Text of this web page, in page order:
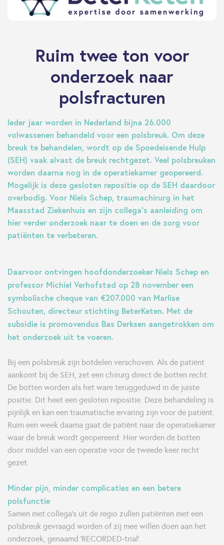
Ruim twee ton voor
onderzoek naar
polsfracturen
Ieder jaar worden in Nederland bijna 26.000
volwassenen behandeld voor een polsbreuk. Om deze
breuk te behandelen, wordt op de Spoedeisende Hulp
(SEH) vaak alvast de breuk rechtgezet. Veel polsbreuken
worden daarna nog in de operatiekamer geopereerd.
Mogelijk is deze gesloten repositie op de SEH daardoor
overbodig. Voor Niels Schep, traumachirurg in het
Maasstad Ziekenhuis en zijn collega’s aanleiding om
hier verder onderzoek naar te doen en de zorg voor
patiënten te verbeteren.
Daarvoor ontvingen hoofdonderzoeker Niels Schep en
professor Michiel Verhofstad op 28 november een
symbolische cheque van €207.000 van Marlise
Schouten, directeur stichting BeterKeten. Met de
subsidie is promovendus Bas Derksen aangetrokken om
het onderzoek uit te voeren.
Bij een polsbreuk zijn botdelen verschoven. Als de patiënt
aankomt bij de SEH, zet een chirurg direct de botten recht.
De botten worden als het ware teruggeduwd in de juiste
positie. Dit heet een gesloten repositie. Deze behandeling is
pijnlijk en kan een traumatische ervaring zijn voor de patiënt.
Ruim een week daarna gaat de patiënt naar de operatiekamer
waar de breuk wordt geopereerd. Hier worden de botten
door middel van een operatie voor de tweede keer recht
gezet.
Minder pijn, minder complicaties en een betere
polsfunctie
Samen met collega’s uit de regio zullen patiënten met een
polsbreuk gevraagd worden of zij mee willen doen aan het
onderzoek, genaamd ‘RECORDED-trial’.